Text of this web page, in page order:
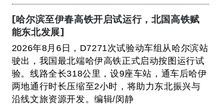
[哈尔滨至伊春高铁开启试运行，北国高铁赋
能东北发展]
2026年8月6日，D7271次试验动车组从哈尔滨站
驶出，我国最北端哈伊高铁正式启动按图运行试
验。线路全长318公里，设9座车站，通车后哈伊
两地通行时长压缩至2小时，将助力东北振兴与
沿线文旅资源开发。编辑/闵静